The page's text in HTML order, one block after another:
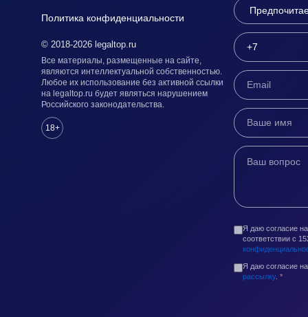
Политика конфиденциальности
© 2018-2026 legaltop.ru
Все материалы, размещенные на сайте,
являются интеллектуальной собственностью.
Любое их использование без активной ссылки
на legaltop.ru будет являться нарушением
Российского законодательства.
18+
Я даю согласие
соответствии с
Я даю согласие
рассылку. *